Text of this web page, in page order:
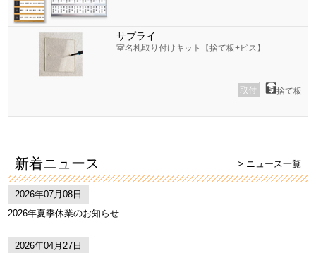
サプライ
室名札取り付けキット【捨て板+ビス】
取付 捨て板
新着ニュース > ニュース一覧
2026年07月08日
2026年夏季休業のお知らせ
2026年04月27日